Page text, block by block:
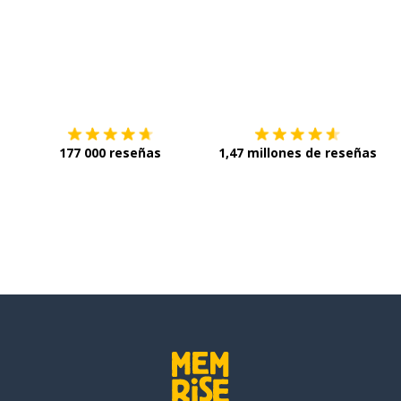
177 000 reseñas 1,47 millones de reseñas